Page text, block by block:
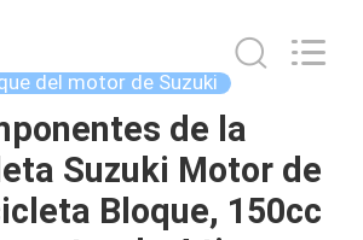
del motor de Suzuki
de la
Suzuki Motor de
Bloque, 150cc